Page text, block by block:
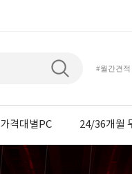
#월간견적
가격대별PC 24/36개월